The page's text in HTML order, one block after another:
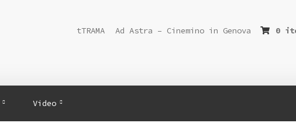
tTRAMA Ad Astra – Cinemino in Genova 0
Video